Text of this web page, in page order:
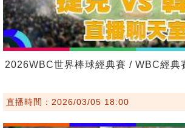
2026WBC世界棒球經典賽 / WBC經典
直播時間：2026/03/05 18:00